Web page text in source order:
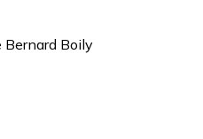
Bernard Boily